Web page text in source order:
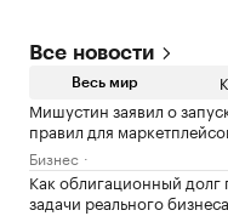
Все новости
Весь мир
Мишустин заявил о
правил для
Бизнес
Как облигационный
задачи реального